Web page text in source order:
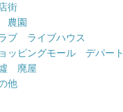
街
農園
ブ ライブハウス
ッピングモール デパート
廃屋
他